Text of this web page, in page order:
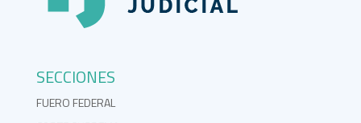
SECCIONES
FUERO FEDERAL